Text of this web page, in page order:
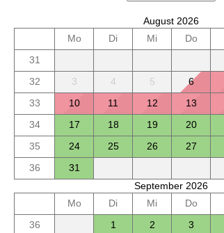
August 2026
Mo
Di Mi Do
31
32
3 4 5 6
33
10 11 12 13
34
17 18 19 20
35
24 25 26 27
36
31
September 2026
Mo
Di Mi Do
36
1 2 3